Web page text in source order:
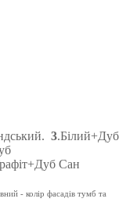
3.Білий+Дуб
Сан
- колір фасадів тумб та